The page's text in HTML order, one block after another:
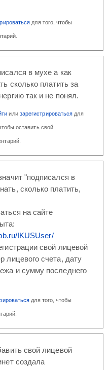
для того, чтобы
в мухе а как
сколько платить за
так и не понял.
или зарегистрироваться для
оставить свой
"подписался в
сколько платить,
на сайте
IKUSUser/
свой лицевой
лицевого счета, дату
и сумму последнего
для того, чтобы
свой лицевой
создала